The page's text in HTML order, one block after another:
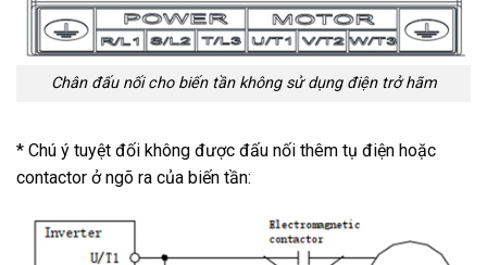
Chân đấu nối cho biến tần không sử dụng điện trở hãm
* Chú ý tuyệt đối không được đấu nối thêm tụ điện hoặc
contactor ở ngõ ra của biến tần: